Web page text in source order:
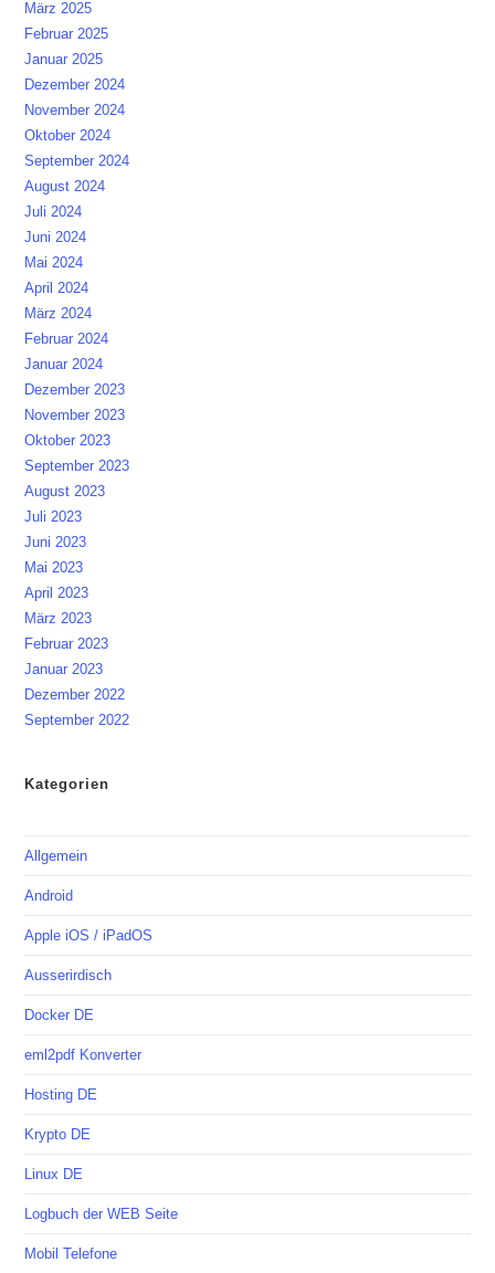
März 2025
Februar 2025
Januar 2025
Dezember 2024
November 2024
Oktober 2024
September 2024
August 2024
Juli 2024
Juni 2024
Mai 2024
April 2024
März 2024
Februar 2024
Januar 2024
Dezember 2023
November 2023
Oktober 2023
September 2023
August 2023
Juli 2023
Juni 2023
Mai 2023
April 2023
März 2023
Februar 2023
Januar 2023
Dezember 2022
September 2022
Kategorien
Allgemein
Android
Apple iOS / iPadOS
Ausserirdisch
Docker DE
eml2pdf Konverter
Hosting DE
Krypto DE
Linux DE
Logbuch der WEB Seite
Mobil Telefone